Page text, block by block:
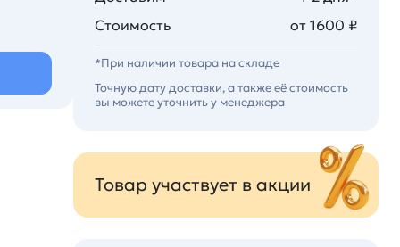
Стоимость
от 1600 ₽
*При наличии товара на складе
Точную дату доставки, а также её стоимость
вы можете уточнить у менеджера
Товар участвует в акции